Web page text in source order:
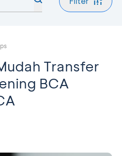
Transfer
BCA